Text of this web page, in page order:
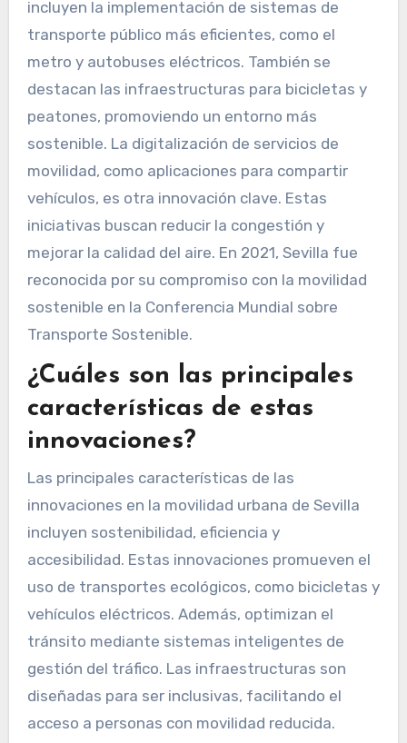
incluyen la implementación de sistemas de
transporte público más eficientes, como el
metro y autobuses eléctricos. También se
destacan las infraestructuras para bicicletas y
peatones, promoviendo un entorno más
sostenible. La digitalización de servicios de
movilidad, como aplicaciones para compartir
vehículos, es otra innovación clave. Estas
iniciativas buscan reducir la congestión y
mejorar la calidad del aire. En 2021, Sevilla fue
reconocida por su compromiso con la movilidad
sostenible en la Conferencia Mundial sobre
Transporte Sostenible.
¿Cuáles son las principales
características de estas
innovaciones?
Las principales características de las
innovaciones en la movilidad urbana de Sevilla
incluyen sostenibilidad, eficiencia y
accesibilidad. Estas innovaciones promueven el
uso de transportes ecológicos, como bicicletas y
vehículos eléctricos. Además, optimizan el
tránsito mediante sistemas inteligentes de
gestión del tráfico. Las infraestructuras son
diseñadas para ser inclusivas, facilitando el
acceso a personas con movilidad reducida.